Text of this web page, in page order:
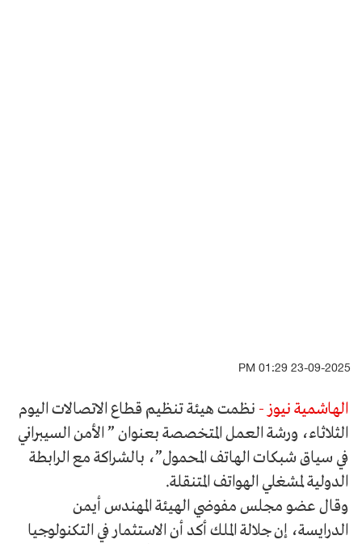
23-09-2025 01:29 PM
الهاشمية نيوز - نظمت هيئة تنظيم قطاع الاتصالات اليوم
الثلاثاء، ورشة العمل المتخصصة بعنوان ” الأمن السيبراني
في سياق شبكات الهاتف المحمول”، بالشراكة مع الرابطة
الدولية لمشغلي الهواتف المتنقلة.
وقال عضو مجلس مفوضي الهيئة المهندس أيمن
الدرايسة، إن جلالة الملك أكد أن الاستثمار في التكنولوجيا